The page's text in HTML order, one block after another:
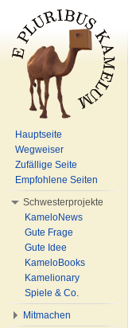
Hauptseite
Wegweiser
Zufällige Seite
Empfohlene Seiten
Schwesterprojekte
KameloNews
Gute Frage
Gute Idee
KameloBooks
Kamelionary
Spiele & Co.
Mitmachen